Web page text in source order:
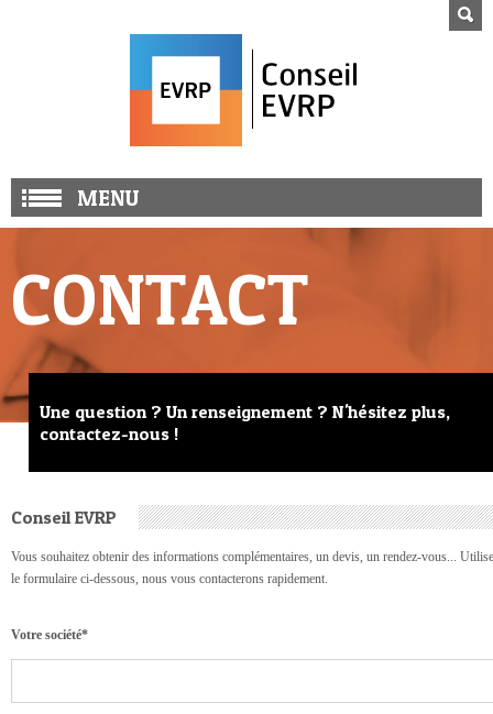
MENU
CONTACT
Une question ? Un renseignement ? N'hésitez plus,
contactez-nous !
Conseil EVRP
Vous souhaitez obtenir des informations complémentaires, un devis, un rendez-vous...
le formulaire ci-dessous, nous vous contacterons rapidement.
Votre société*